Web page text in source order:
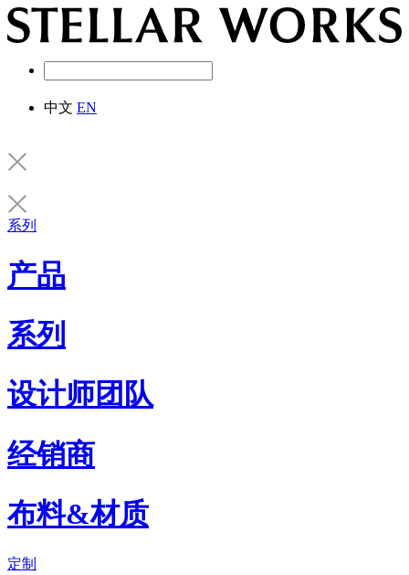
中文 EN
系列
产品
系列
设计师团队
经销商
布料&材质
定制